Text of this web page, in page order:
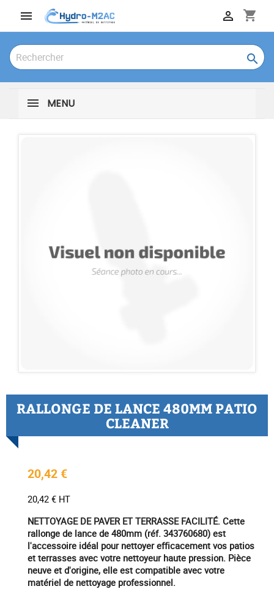
 shopping_cart


MENU
RALLONGE DE LANCE 480MM PATIO
CLEANER
20,42 €
20,42 € HT
NETTOYAGE DE PAVER ET TERRASSE FACILITÉ. Cette
rallonge de lance de 480mm (réf. 343760680) est
l'accessoire idéal pour nettoyer efficacement vos patios
et terrasses avec votre nettoyeur haute pression. Pièce
neuve et d'origine, elle est compatible avec votre
matériel de nettoyage professionnel.